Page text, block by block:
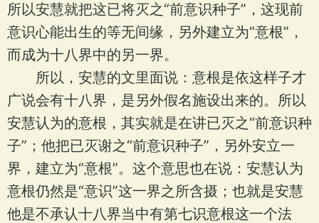
所以安慧就把这已将灭之“前意识种子”，这现前
意识心能出生的等无间缘，另外建立为“意根”，
而成为十八界中的另一界。
所以，安慧的文里面说：意根是依这样子才
广说会有十八界，是另外假名施设出来的。所以
安慧认为的意根，其实就是在讲已灭之“前意识种
子”；他把已灭谢之“前意识种子”，另外安立一
界，建立为“意根”。这个意思也在说：安慧认为
意根仍然是“意识”这一界之所含摄；也就是安慧
他是不承认十八界当中有第七识意根这一个法